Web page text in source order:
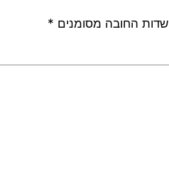
שדות החובה מסומנים *